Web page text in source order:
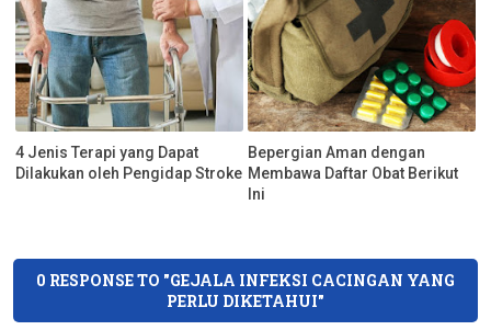
4 Jenis Terapi yang Dapat
Dilakukan oleh Pengidap Stroke
Bepergian Aman dengan
Membawa Daftar Obat Berikut
Ini
0 RESPONSE TO "GEJALA INFEKSI CACINGAN YANG
PERLU DIKETAHUI"